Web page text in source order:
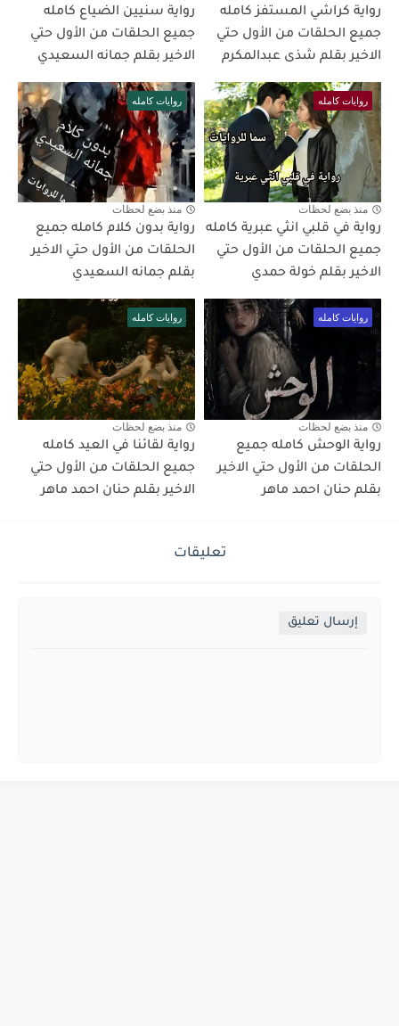
رواية كراشي المستفز كامله
جميع الحلقات من الأول حتي
الاخير بقلم شذى عبدالمكرم
رواية سنيين الضياع كامله
جميع الحلقات من الأول حتي
الاخير بقلم جمانه السعيدي
روايات كامله
منذ بضع لحظات
رواية في قلبي انثي عبرية كامله
جميع الحلقات من الأول حتي
الاخير بقلم خولة حمدي
روايات كامله
منذ بضع لحظات
رواية بدون كلام كامله جميع
الحلقات من الأول حتي الاخير
بقلم جمانه السعيدي
روايات كامله
منذ بضع لحظات
رواية الوحش كامله جميع
الحلقات من الأول حتي الاخير
بقلم حنان احمد ماهر
روايات كامله
منذ بضع لحظات
رواية لقائنا في العيد كامله
جميع الحلقات من الأول حتي
الاخير بقلم حنان احمد ماهر
تعليقات
إرسال تعليق